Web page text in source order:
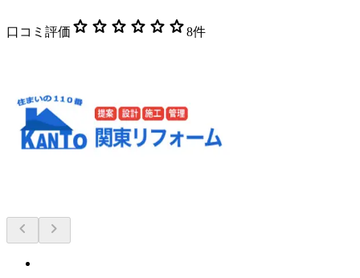
口コミ評価 star star star star star star8件
chevron_left chevron_right